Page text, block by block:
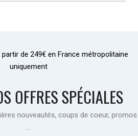
de 249€ en France métropolitaine
uniquement
OFFRES SPÉCIALES
nouveautés, coups de coeur, promos
....